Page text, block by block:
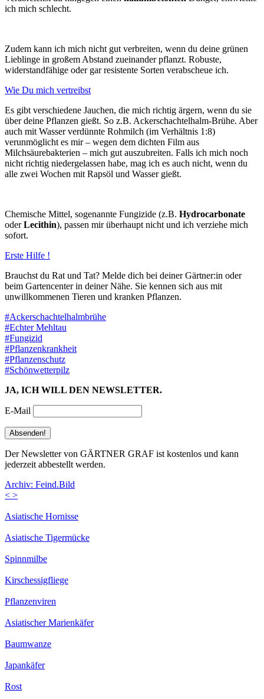
ich mich schlecht.
Zudem kann ich mich nicht gut verbreiten, wenn du deine grünen
Lieblinge in großem Abstand zueinander pflanzt. Robuste,
widerstandfähige oder gar resistente Sorten verabscheue ich.
Wie Du mich vertreibst
Es gibt verschiedene Jauchen, die mich richtig ärgern, wenn du sie
über deine Pflanzen gießt. So z.B. Ackerschachtelhalm-Brühe. Aber
auch mit Wasser verdünnte Rohmilch (im Verhältnis 1:8)
verunmöglicht es mir – wegen dem dichten Film aus
Milchsäurebakterien – mich gut auszubreiten. Falls ich mich noch
nicht richtig niedergelassen habe, mag ich es auch nicht, wenn du
alle zwei Wochen mit Rapsöl und Wasser gießt.
Chemische Mittel, sogenannte Fungizide (z.B. Hydrocarbonate
oderLecithin), passen mir überhaupt nicht und ich verziehe mich
sofort.
Erste Hilfe !
Brauchst du Rat und Tat? Melde dich bei deiner Gärtner:in oder
beim Gartencenter in deiner Nähe. Sie kennen sich aus mit
unwillkommenen Tieren und kranken Pflanzen.
#Ackerschachtelhalmbrühe
#Echter Mehltau
#Fungizid
#Pflanzenkrankheit
#Pflanzenschutz
#Schönwetterpilz
JA, ICH WILL DEN NEWSLETTER.
E-Mail
Der Newsletter von GÄRTNER GRAF ist kostenlos und kann
jederzeit abbestellt werden.
Archiv: Feind.Bild
< >
Asiatische Hornisse
Asiatische Tigermücke
Spinnmilbe
Kirschessigfliege
Pflanzenviren
Asiatischer Marienkäfer
Baumwanze
Japankäfer
Rost